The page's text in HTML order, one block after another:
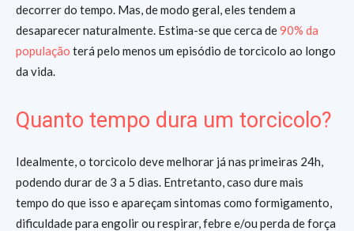
decorrer do tempo. Mas, de modo geral, eles tendem a
desaparecer naturalmente. Estima-se que cerca de90% da
população terá pelo menos um episódio de torcicolo ao longo
da vida.
Quanto tempo dura um torcicolo?
Idealmente, o torcicolo deve melhorar já nas primeiras 24h,
podendo durar de 3 a 5 dias. Entretanto, caso dure mais
tempo do que isso e apareçam sintomas como formigamento,
dificuldade para engolir ou respirar, febre e/ou perda de força